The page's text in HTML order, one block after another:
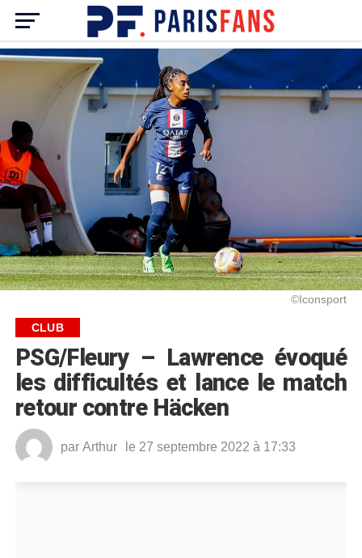
©Iconsport
CLUB
PSG/Fleury – Lawrence évoqué
les difficultés et lance le match
retour contre Häcken
par Arthur le 27 septembre 2022 à 17:33